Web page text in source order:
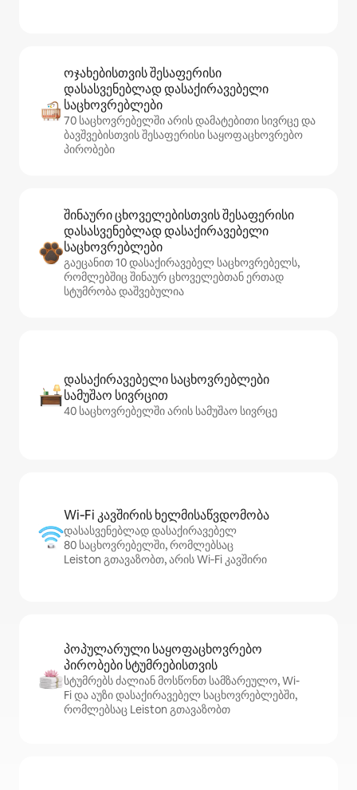
ოჯახებისთვის შესაფერისი
დასასვენებლად დასაქირავებელი
საცხოვრებლები
70 საცხოვრებელში არის დამატებითი სივრცე და
ბავშვებისთვის შესაფერისი საყოფაცხოვრებო
პირობები
შინაური ცხოველებისთვის შესაფერისი
დასასვენებლად დასაქირავებელი
საცხოვრებლები
გაეცანით 10 დასაქირავებელ საცხოვრებელს,
რომლებშიც შინაურ ცხოველებთან ერთად
სტუმრობა დაშვებულია
დასაქირავებელი საცხოვრებლები
სამუშაო სივრცით
40 საცხოვრებელში არის სამუშაო სივრცე
Wi‑Fi კავშირის ხელმისაწვდომობა
დასასვენებლად დასაქირავებელ
80 საცხოვრებელში, რომლებსაც
Leiston გთავაზობთ, არის Wi‑Fi კავშირი
პოპულარული საყოფაცხოვრებო
პირობები სტუმრებისთვის
სტუმრებს ძალიან მოსწონთ სამზარეულო, Wi-
Fi და აუზი დასაქირავებელ საცხოვრებლებში,
რომლებსაც Leiston გთავაზობთ